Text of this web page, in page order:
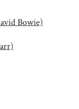
Bowie)